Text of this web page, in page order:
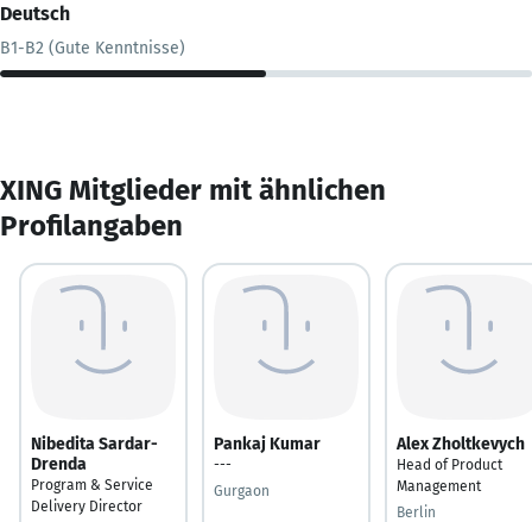
Deutsch
B1-B2 (Gute Kenntnisse)
XING Mitglieder mit ähnlichen
Profilangaben
Nibedita Sardar-
Drenda
Program & Service
Delivery Director
Pankaj Kumar
---
Gurgaon
Alex Zholtkevych
Head of Product
Management
Berlin